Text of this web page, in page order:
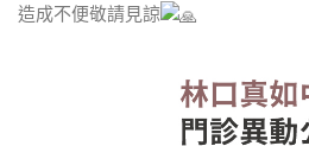
造成不便敬請見諒